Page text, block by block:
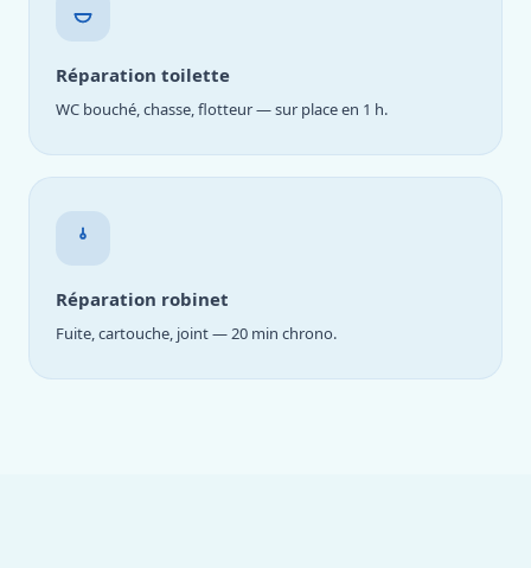
Réparation toilette
WC bouché, chasse, flotteur — sur place en 1 h.
Réparation robinet
Fuite, cartouche, joint — 20 min chrono.